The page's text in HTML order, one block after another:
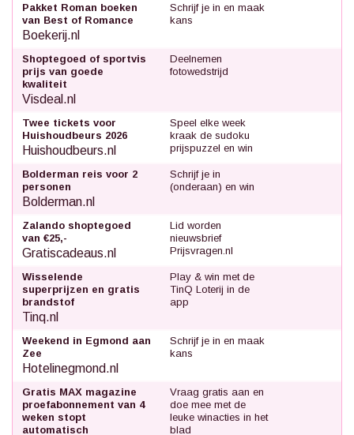
Pakket Roman boeken
van Best of Romance
Boekerij.nl
Schrijf je in en maak
kans
Shoptegoed of sportvis
prijs van goede
kwaliteit
Visdeal.nl
Deelnemen
fotowedstrijd
Twee tickets voor
Huishoudbeurs 2026
Huishoudbeurs.nl
Speel elke week
kraak de sudoku
prijspuzzel en win
Bolderman reis voor 2
personen
Bolderman.nl
Schrijf je in
(onderaan) en win
Zalando shoptegoed
van €25,-
Gratiscadeaus.nl
Lid worden
nieuwsbrief
Prijsvragen.nl
Wisselende
superprijzen en gratis
brandstof
Tinq.nl
Play & win met de
TinQ Loterij in de
app
Weekend in Egmond aan
Zee
Hotelinegmond.nl
Schrijf je in en maak
kans
Gratis MAX magazine
proefabonnement van 4
weken stopt
automatisch
Vraag gratis aan en
doe mee met de
leuke winacties in het
blad